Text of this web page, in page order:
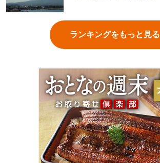
ランキングをもっと見る